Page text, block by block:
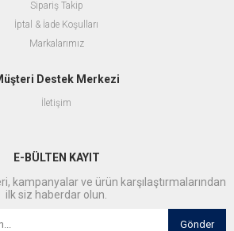
Sipariş Takip
İptal & İade Koşulları
Markalarımız
Destek Merkezi
İletişim
E-BÜLTEN KAYIT
kampanyalar ve ürün karşılaştırmalarından
ilk siz haberdar olun.
Gönder